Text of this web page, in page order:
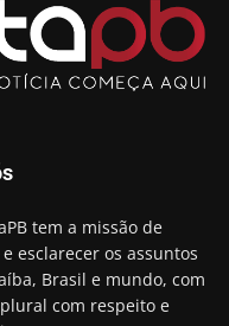
Pimentel por sua
apoio do PP a Hugo
que permitia bancos
deixa crianças e
creche
tem a missão de
esclarecer os assuntos
Brasil e mundo, com
com respeito e